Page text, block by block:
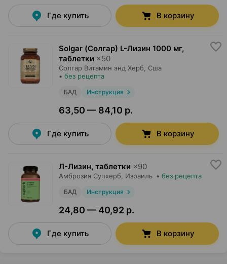
Где купить В корзину
Solgar (Солгар) L-Лизин 1000 мг,
таблетки ×50
Солгар Витамин энд Херб , Сша
• без рецепта
БАД Инструкция
63,50 — 84,10 р.
Где купить В корзину
Л-Лизин, таблетки ×90
Амброзия Супхерб , Израиль • без рецепта
БАД Инструкция
24,80 — 40,92 р.
Где купить В корзину